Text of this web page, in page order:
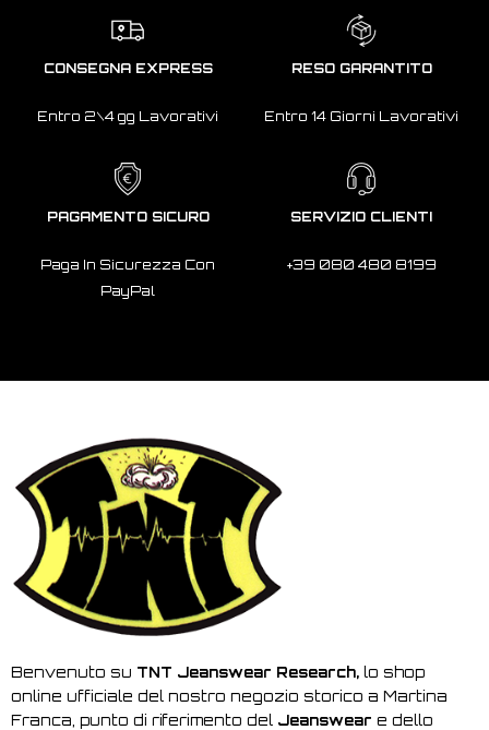
CONSEGNA EXPRESS
Entro 2\4 gg Lavorativi
RESO GARANTITO
Entro 14 Giorni Lavorativi
PAGAMENTO SICURO
Paga In Sicurezza Con
PayPal
SERVIZIO CLIENTI
+39 080 480 8199
Benvenuto su TNT Jeanswear Research, lo shop
online ufficiale del nostro negozio storico a Martina
Franca, punto di riferimento del Jeanswear e dello